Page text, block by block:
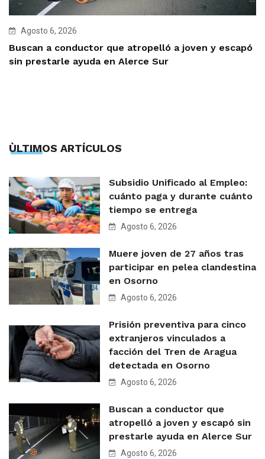
Agosto 6, 2026
Buscan a conductor que atropelló a joven y escapó
sin prestarle ayuda en Alerce Sur
ÙLTIMOS ARTÍCULOS
Subsidio Unificado al Empleo:
cuánto paga y durante cuánto
tiempo se entrega
Agosto 6, 2026
Muere joven de 27 años tras
participar en pelea clandestina
en Osorno
Agosto 6, 2026
Prisión preventiva para cinco
extranjeros vinculados a
facción del Tren de Aragua
detectada en Osorno
Agosto 6, 2026
Buscan a conductor que
atropelló a joven y escapó sin
prestarle ayuda en Alerce Sur
Agosto 6, 2026